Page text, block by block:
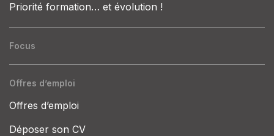
Priorité formation… et évolution !
Focus
Offres d’emploi
Offres d’emploi
Déposer son CV